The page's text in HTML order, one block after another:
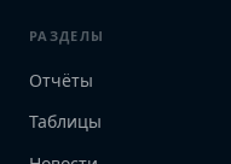
РАЗДЕЛЫ
Отчёты
Таблицы